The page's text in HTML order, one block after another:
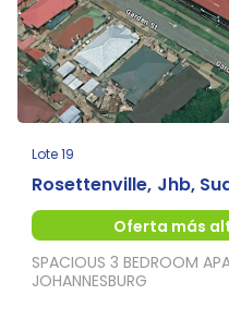
Lote 19
Rosettenville, Jhb,
Oferta más
SPACIOUS 3 BEDROOM
JOHANNESBURG